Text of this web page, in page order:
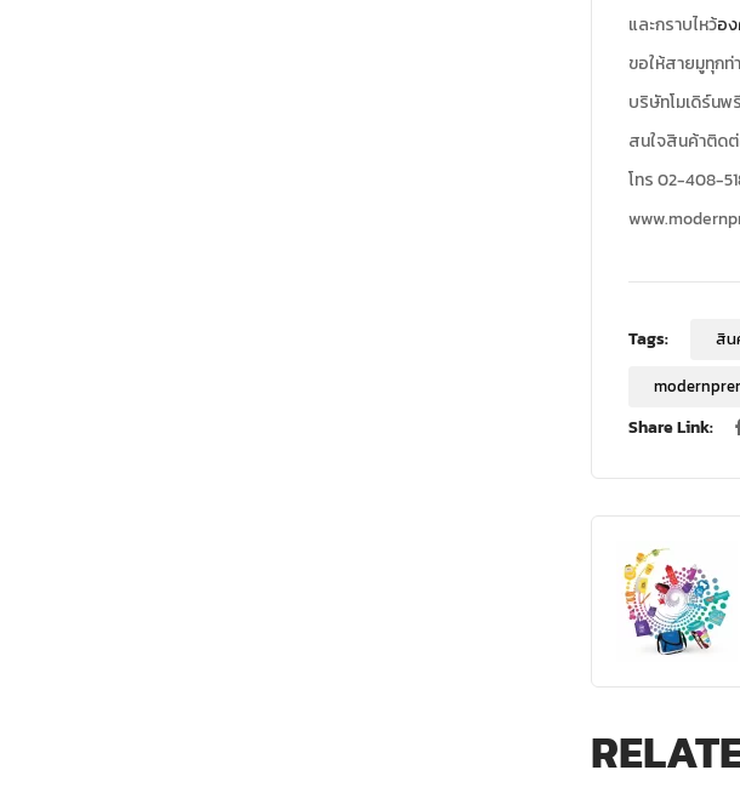
และกราบไหว้อ
ขอให้สายมูทุกท่
บริษัทโมเดิร์นพ
สนใจสินค้าติด
โทร 02-408-
Tags: สิน
Share Link: